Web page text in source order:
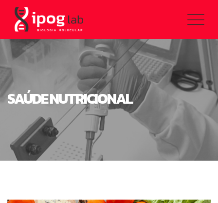
SAÚDE NUTRICIONAL